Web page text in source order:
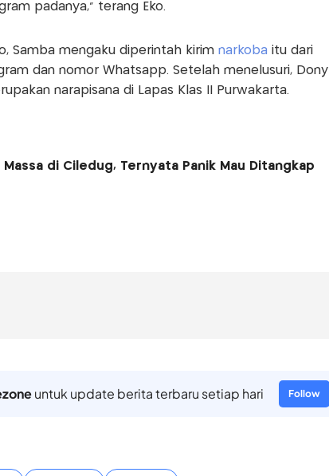
padanya," terang Eko.
Samba mengaku diperintah kirim narkoba itu dari
dan nomor Whatsapp. Setelah menelusuri, Dony
narapisana di Lapas Klas II Purwakarta.
di Ciledug, Ternyata Panik Mau Ditangkap
untuk update berita terbaru setiap hari Follow